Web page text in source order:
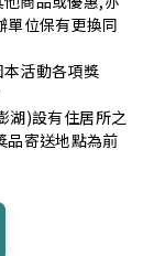
單位保有更換同
活動各項獎
湖)設有住居所之
品寄送地點為前